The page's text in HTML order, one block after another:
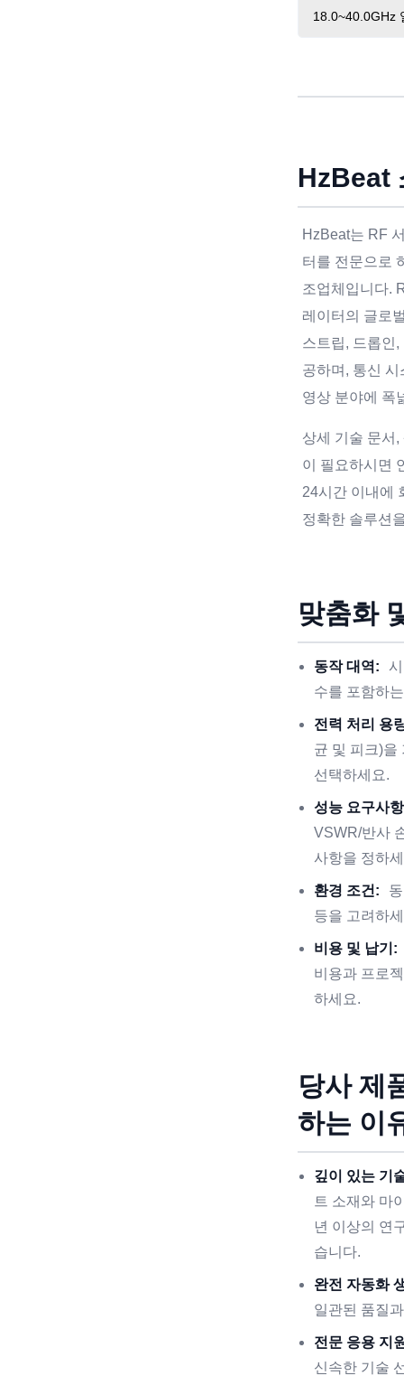
18.0~40.0GHz
HzBeat
HzBeat는 RF
터를 전문으로
조업체입니다.
레이터의 글로
스트립, 드롭인
공하며, 통신
영상 분야에 폭
상세 기술 문서
이 필요하시면
24시간 이내에
정확한 솔루션
맞춤화
동작 대역:
수를 포함하
전력 처리 용
균 및 피크)을
선택하세요.
성능 요구사
VSWR/반사
사항을 정하
환경 조건:
등을 고려하
비용 및 납기:
비용과 프로
하세요.
당사 제
하는 이
깊이 있는 기
트 소재와 마
년 이상의 연
습니다.
완전 자동화
일관된 품질
전문 응용 지
신속한 기술